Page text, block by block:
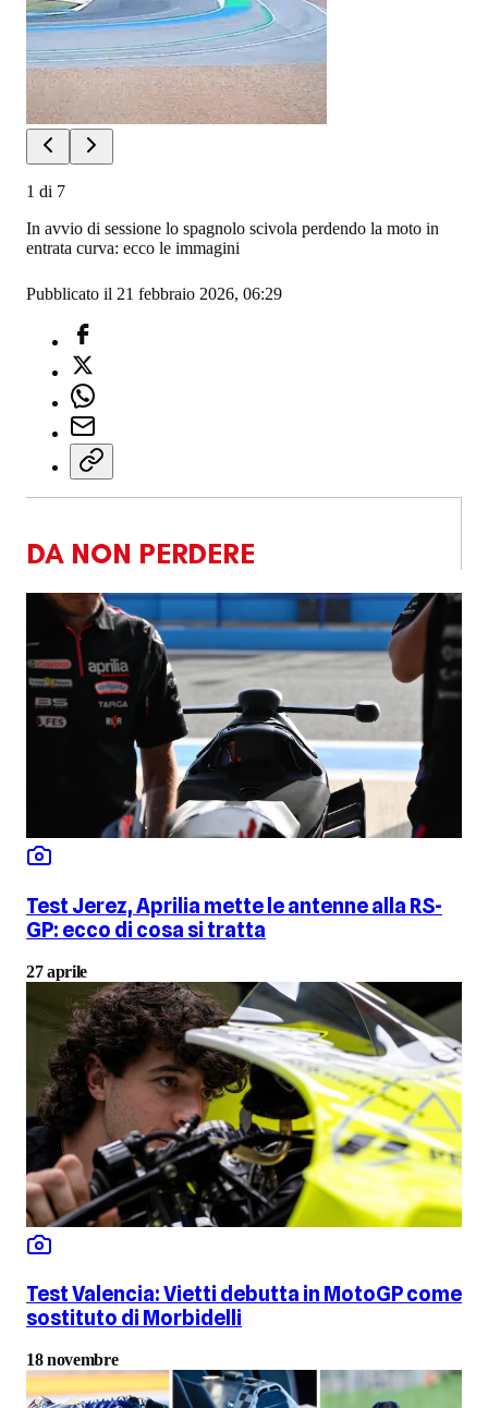
1 di 7
In avvio di sessione lo spagnolo scivola perdendo la moto in
entrata curva: ecco le immagini
Pubblicato il 21 febbraio 2026, 06:29
DA NON PERDERE
Test Jerez, Aprilia mette le antenne alla RS-
GP: ecco di cosa si tratta
27 aprile
Test Valencia: Vietti debutta in MotoGP come
sostituto di Morbidelli
18 novembre